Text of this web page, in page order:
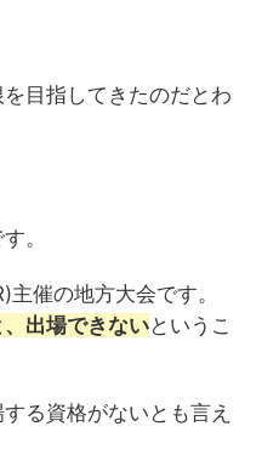
目指してきたのだとわ
。
主催の地方大会です。
出場できないというこ
る資格がないとも言え